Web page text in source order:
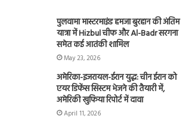
पुलवामा मास्टरमाइंड हमजा बुरहान की अंतिम
यात्रा में Hizbul चीफ और Al-Badr सरगना
समेत कई आतंकी शामिल
May 23, 2026
अमेरिका-इजरायल-ईरान युद्ध: चीन ईरान को
एयर डिफेंस सिस्टम भेजने की तैयारी में,
अमेरिकी खुफिया रिपोर्ट में दावा
April 11, 2026